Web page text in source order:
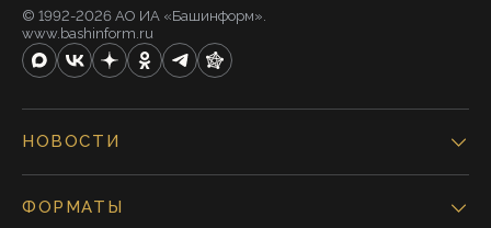
© 1992-2026 АО ИА «Башинформ».
www.bashinform.ru
НОВОСТИ
ФОРМАТЫ